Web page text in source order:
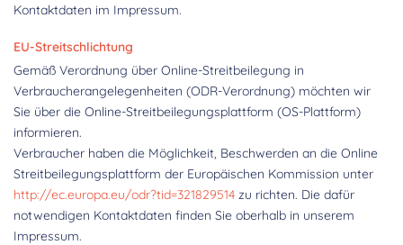
Kontaktdaten im Impressum.
EU-Streitschlichtung
Gemäß Verordnung über Online-Streitbeilegung in
Verbraucherangelegenheiten (ODR-Verordnung) möchten wir
Sie über die Online-Streitbeilegungsplattform (OS-Plattform)
informieren.
Verbraucher haben die Möglichkeit, Beschwerden an die Online
Streitbeilegungsplattform der Europäischen Kommission unter
http://ec.europa.eu/odr?tid=321829514 zu richten. Die dafür
notwendigen Kontaktdaten finden Sie oberhalb in unserem
Impressum.